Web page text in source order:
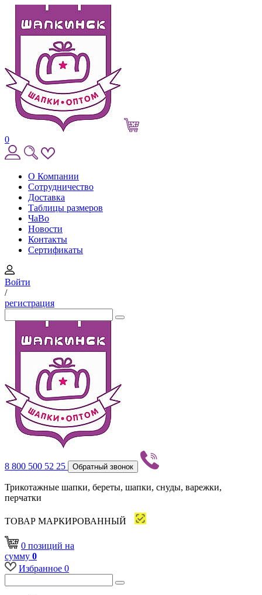
0
О Компании
Сотрудничество
Доставка
Таблицы размеров
ЧаВо
Новости
Контакты
Сертификаты
Войти
/
регистрация
8 800 500 52 25 Обратный звонок
Трикотажные шапки, береты, шапки, снуды, варежки,
перчатки
ТОВАР МАРКИРОВАННЫЙ
0 позиций на
сумму 0
Избранное 0